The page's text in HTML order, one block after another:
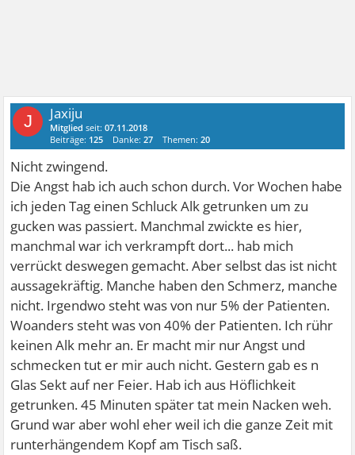
J Jaxiju
Mitglied seit:07.11.2018
Beiträge: 125 Danke:27 Themen:20
Nicht zwingend.
Die Angst hab ich auch schon durch. Vor Wochen habe
ich jeden Tag einen Schluck Alk getrunken um zu
gucken was passiert. Manchmal zwickte es hier,
manchmal war ich verkrampft dort... hab mich
verrückt deswegen gemacht. Aber selbst das ist nicht
aussagekräftig. Manche haben den Schmerz, manche
nicht. Irgendwo steht was von nur 5% der Patienten.
Woanders steht was von 40% der Patienten. Ich rühr
keinen Alk mehr an. Er macht mir nur Angst und
schmecken tut er mir auch nicht. Gestern gab es n
Glas Sekt auf ner Feier. Hab ich aus Höflichkeit
getrunken. 45 Minuten später tat mein Nacken weh.
Grund war aber wohl eher weil ich die ganze Zeit mit
runterhängendem Kopf am Tisch saß.